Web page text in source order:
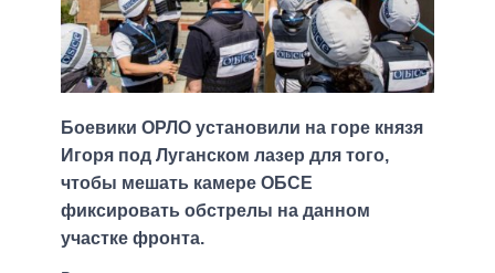
Боевики ОРЛО установили на горе князя
Игоря под Луганском лазер для того,
чтобы мешать камере ОБСЕ
фиксировать обстрелы на данном
участке фронта.